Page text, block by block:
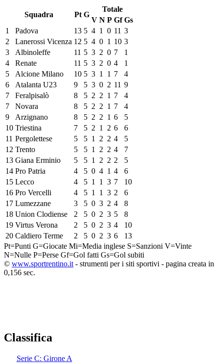
Squadra Pt G
Totale
V N P Gf Gs
1
Padova 13 5 4 1 0 11 3
2
Lanerossi Vicenza 12 5 4 0 1 10 3
3
Albinoleffe 11 5 3 2 0 7
1
4
Renate 11 5 3 2 0 4
1
5
Alcione Milano 10 5 3 1 1 7
4
6
Atalanta U23 9 5 3 0 2 11 9
7
Feralpisalò 8 5 2 2 1 7
4
7
Novara 8 5 2 2 1 7
4
9
Arzignano 8 5 2 2 1 6
5
10 Triestina 7 5 2 1 2 6
6
11 Pergolettese 5 5 1 2 2 4
5
12 Trento 5 5 1 2 2 4
7
13 Giana Erminio 5 5 1 2 2 2
5
14 Pro Patria 4 5 0 4 1 4
6
15 Lecco 4 5 1 1 3 7
10
16 Pro Vercelli 4 5 1 1 3 2
6
17 Lumezzane 3 5 0 3 2 4
8
18 Union Clodiense 2 5 0 2 3 5
8
19 Virtus Verona 2 5 0 2 3 4
10
20 Caldiero Terme 2 5 0 2 3 6
13
Pt=Punti G=Giocate Mi=Media inglese S=Sanzioni V=Vinte
N=Nulle P=Perse Gf=Gol fatti Gs=Gol subiti
© www.sportrentino.it - strumenti per i siti sportivi - pagina creata in
0,156 sec.
Classifica
Serie C: Girone A